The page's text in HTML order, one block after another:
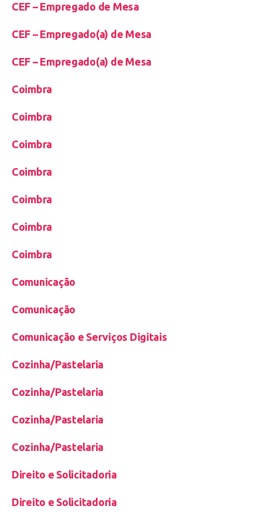
CEF – Empregado de Mesa
CEF – Empregado(a) de Mesa
CEF – Empregado(a) de Mesa
Coimbra
Coimbra
Coimbra
Coimbra
Coimbra
Coimbra
Coimbra
Comunicação
Comunicação
Comunicação e Serviços Digitais
Cozinha/Pastelaria
Cozinha/Pastelaria
Cozinha/Pastelaria
Cozinha/Pastelaria
Direito e Solicitadoria
Direito e Solicitadoria